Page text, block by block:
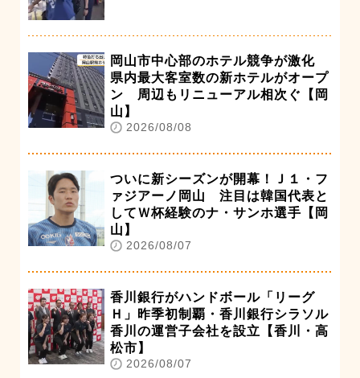
岡山市中心部のホテル競争が激化
県内最大客室数の新ホテルがオープ
ン 周辺もリニューアル相次ぐ【岡
山】
2026/08/08
ついに新シーズンが開幕！Ｊ１・フ
ァジアーノ岡山 注目は韓国代表と
してＷ杯経験のナ・サンホ選手【岡
山】
2026/08/07
香川銀行がハンドボール「リーグ
Ｈ」昨季初制覇・香川銀行シラソル
香川の運営子会社を設立【香川・高
松市】
2026/08/07